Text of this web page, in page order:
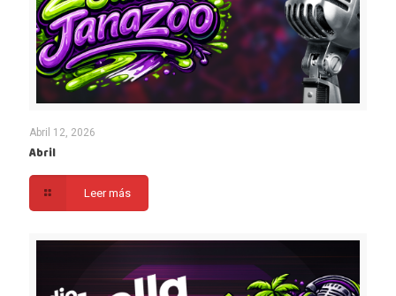
Abril 12, 2026
Abril
Leer más